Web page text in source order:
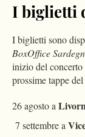
I biglietti
I biglietti sono
BoxOffice
inizio del
prossime tappe
26 agosto a
7 settembre a